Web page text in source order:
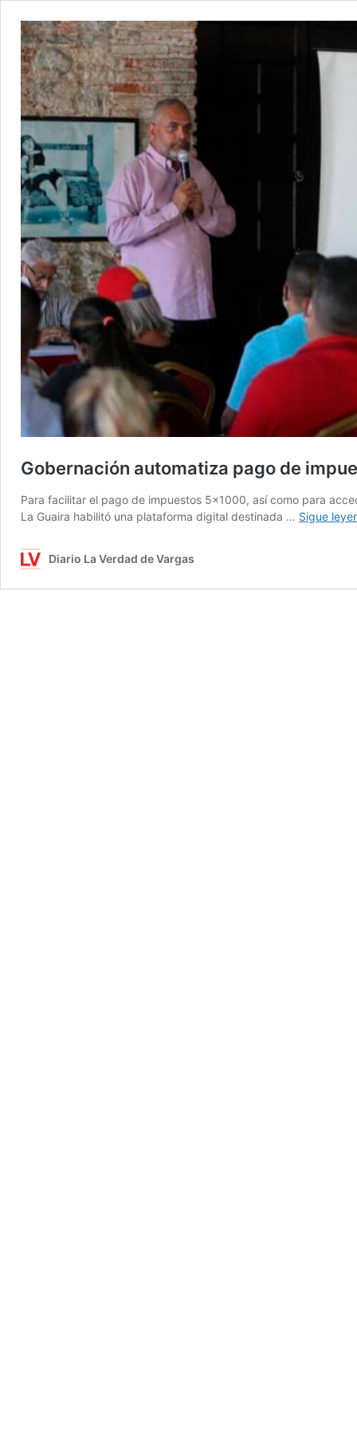
Gobernación automatiza pago de
Para facilitar el pago de impuestos 5×1000, así como para
La Guaira habilitó una plataforma digital destinada … Sigue
Diario La Verdad de Vargas